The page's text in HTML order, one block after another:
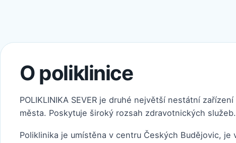
O poliklinice
POLIKLINIKA SEVER je druhé největší nestátní
města. Poskytuje široký rozsah zdravotnických služeb.
Poliklinika je umístěna v centru Českých Budějovic,